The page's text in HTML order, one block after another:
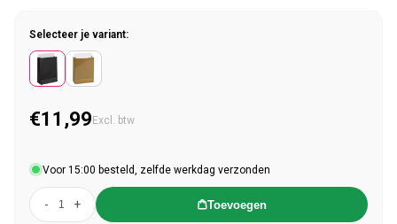
Selecteer je variant:
Normale prijs
€11,99 Excl. btw
Voor 15:00 besteld, zelfde werkdag verzonden
- + Toevoegen